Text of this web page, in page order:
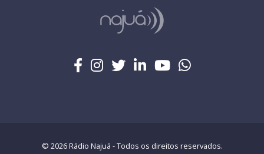
© 2026 Rádio Najuá - Todos os direitos reservados.